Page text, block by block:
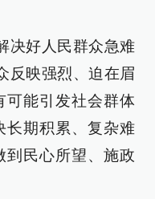
决好人民群众急难
反映强烈、迫在眉
可能引发社会群体
长期积累、复杂难
到民心所望、施政